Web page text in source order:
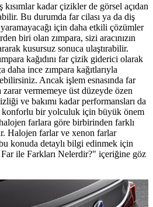
kadar çizikler de görsel açıdan
Bu durumda far cilası ya da diş
için daha etkili çözümler
biri olan zımpara, sizi aracınızın
kusursuz sonuca ulaştırabilir.
kağıdını far çizik giderici olarak
ince zımpara kağıtlarıyla
Ancak işlem esnasında far
zarar vermemeye üst düzeyde özen
ve bakımı kadar performansları da
konforlu bir yolculuk için büyük önem
farlara göre birbirinden farklı
Halojen farlar ve xenon farlar
konuda detaylı bilgi edinmek için
ile Farkları Nelerdir?" içeriğine göz